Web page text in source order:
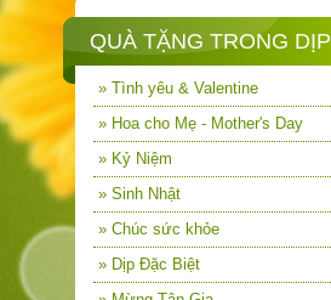
QUÀ TẶNG TRONG DỊP
» Tình yêu & Valentine
» Hoa cho Mẹ - Mother's Day
» Kỷ Niệm
» Sinh Nhật
» Chúc sức khỏe
» Dịp Đặc Biệt